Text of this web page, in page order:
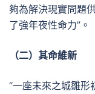
夠為解決現實問題
了強年夜性命力”。
（二）其命維新
“一座未來之城雛